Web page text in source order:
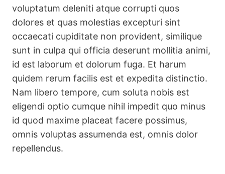
voluptatum deleniti atque corrupti quos
dolores et quas molestias excepturi sint
occaecati cupiditate non provident, similique
sunt in culpa qui officia deserunt mollitia animi,
id est laborum et dolorum fuga. Et harum
quidem rerum facilis est et expedita distinctio.
Nam libero tempore, cum soluta nobis est
eligendi optio cumque nihil impedit quo minus
id quod maxime placeat facere possimus,
omnis voluptas assumenda est, omnis dolor
repellendus.